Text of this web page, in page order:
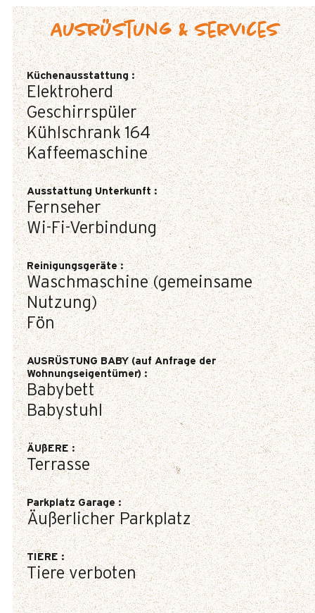
Ausrüstung & Services
Küchenausstattung :
Elektroherd
Geschirrspüler
Kühlschrank 164
Kaffeemaschine
Ausstattung Unterkunft:
Fernseher
Wi-Fi-Verbindung
Reinigungsgeräte:
Waschmaschine (gemeinsame
Nutzung)
Fön
AUSRÜSTUNG BABY (auf Anfrage der
Wohnungseigentümer):
Babybett
Babystuhl
ÄUßERE:
Terrasse
Parkplatz Garage:
Äußerlicher Parkplatz
TIERE:
Tiere verboten